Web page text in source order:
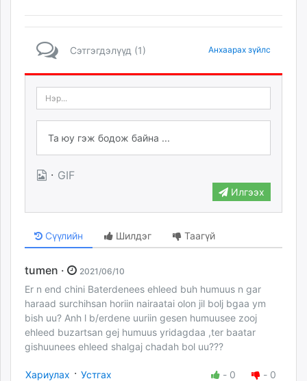
Сэтгэгдэлүүд (1) Анхаарах зүйлс
· GIF
Илгээх
Сүүлийн Шилдэг Таагүй
tumen · 2021/06/10
Er n end chini Baterdenees ehleed buh humuus n gar
haraad surchihsan horiin nairaatai olon jil bolj bgaa ym
bish uu? Anh l b/erdene uuriin gesen humuusee zooj
ehleed buzartsan gej humuus yridagdaa ,ter baatar
gishuunees ehleed shalgaj chadah bol uu???
Хариулах · Устгах - 0 - 0